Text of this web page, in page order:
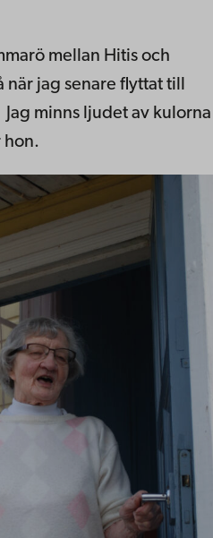
mellan Hitis och
när jag senare flyttat till
minns ljudet av kulorna
hon.